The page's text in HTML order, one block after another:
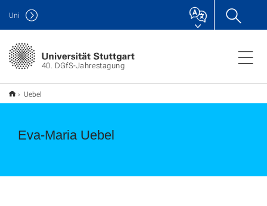
40. DGfS-Jahrestagung
Uni
Uebel
Eva-Maria Uebel